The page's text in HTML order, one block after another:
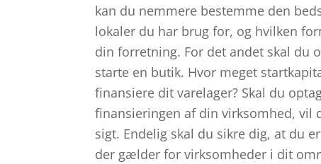
kan du nemmere bestemme den
lokaler du har brug for, og hvilken
din forretning. For det andet skal du
starte en butik. Hvor meget
finansiere dit varelager? Skal du
finansieringen af din virksomhed, vil
sigt. Endelig skal du sikre dig, at du
der gælder for virksomheder i dit